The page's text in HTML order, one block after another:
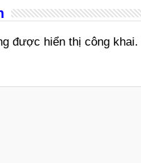
được hiển thị công khai.